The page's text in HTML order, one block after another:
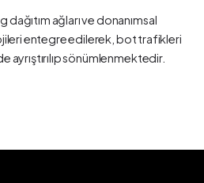
ağları ve donanımsal
entegre edilerek, bot trafikleri
ayrıştırılıp sönümlenmektedir.